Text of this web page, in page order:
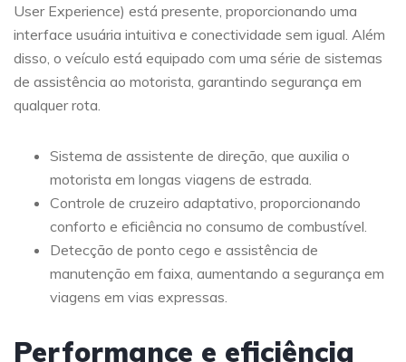
User Experience) está presente, proporcionando uma
interface usuária intuitiva e conectividade sem igual. Além
disso, o veículo está equipado com uma série de sistemas
de assistência ao motorista, garantindo segurança em
qualquer rota.
Sistema de assistente de direção, que auxilia o
motorista em longas viagens de estrada.
Controle de cruzeiro adaptativo, proporcionando
conforto e eficiência no consumo de combustível.
Detecção de ponto cego e assistência de
manutenção em faixa, aumentando a segurança em
viagens em vias expressas.
Performance e eficiência